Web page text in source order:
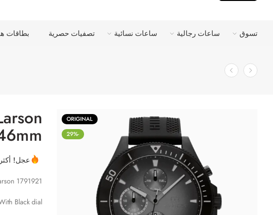
تسوق ساعات رجالية ساعات نسائية تصفيات حصرية بطاقات
ORIGINAL
-29%
عجل! أكثر من 4 من الأشخاص
1791921
Black dial